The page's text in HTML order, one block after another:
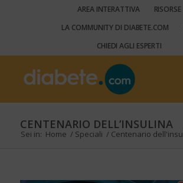
AREA INTERATTIVA
RISORSE
LA COMMUNITY DI DIABETE.COM
CHIEDI AGLI ESPERTI
CENTENARIO DELL’INSULINA
Sei in: Home / Speciali / Centenario